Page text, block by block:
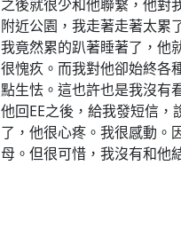
之後就很少和他聯繫，他對
附近公園，我走著走著太累
我竟然累的趴著睡著了，他
很愧疚。而我對他卻始終各
點生怯。這也許也是我沒有
他回EE之後，給我發短信
了，他很心疼。我很感動。
母。但很可惜，我沒有和他